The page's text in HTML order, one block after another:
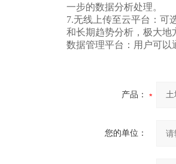
一步的数据分析处理。
7.无线上传至云平台：可
和长期趋势分析，极大地
数据管理平台：用户可以
产品：
您的单位：